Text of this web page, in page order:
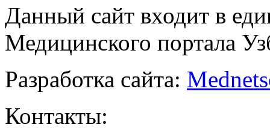
Данный сайт входит в
Медицинского портала
Разработка сайта:
Контакты: